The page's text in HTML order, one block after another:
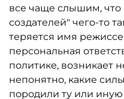
все чаще слышим, что
создателей" чего-то
теряется имя
персональная
политике, возникает
непонятно, какие
породили ту или